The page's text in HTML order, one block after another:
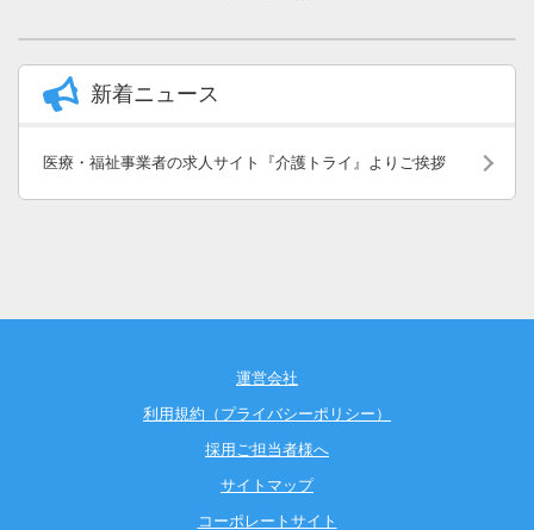
新着ニュース
医療・福祉事業者の求人サイト『介護トライ』よりご挨拶
運営会社
利用規約（プライバシーポリシー）
採用ご担当者様へ
サイトマップ
コーポレートサイト